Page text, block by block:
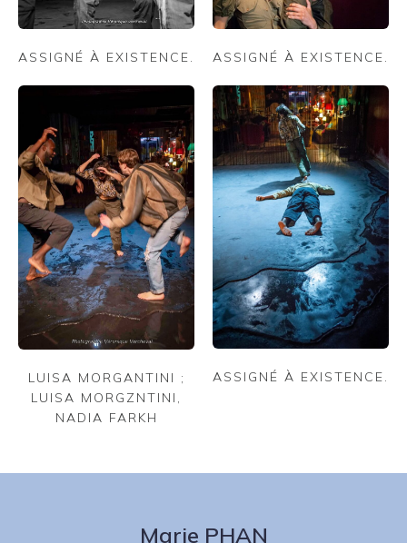
ASSIGNÉ À EXISTENCE. ASSIGNÉ À EXISTENCE.
LUISA MORGANTINI ;
LUISA MORGZNTINI,
NADIA FARKH
ASSIGNÉ À EXISTENCE.
Marie PHAN